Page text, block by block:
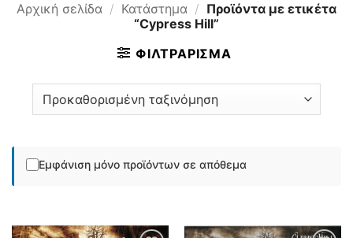
Αρχική σελίδα / Κατάστημα / Προϊόντα με ετικέτα
“Cypress Hill”
ΦΙΛΤΡΆΡΙΣΜΑ
Εμφάνιση μόνο προϊόντων σε απόθεμα